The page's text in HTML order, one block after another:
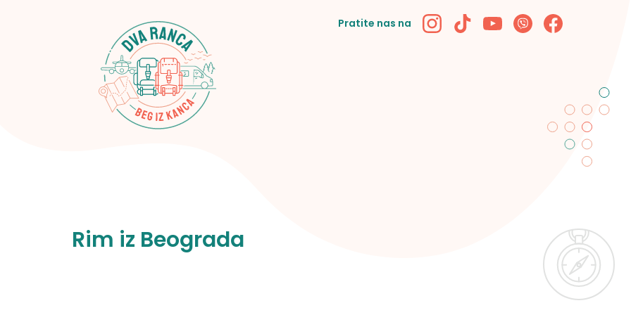
Pratite nas na
Rim iz Beograda